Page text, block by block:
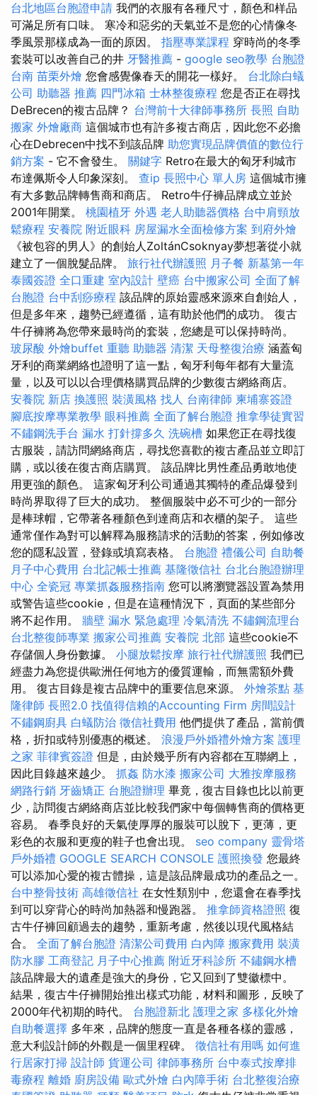
台北地區台胞證申請 我們的衣服有各種尺寸，顏色和样品
可滿足所有口味。 寒冷和惡劣的天氣並不是您的心情像冬
季風景那樣成為一面的原因。 指壓專業課程 穿時尚的冬季
套裝可以改善自己的井 牙醫推薦 - google seo教學 台胞證
台南 苗栗外燴 您會感覺像春天的開花一樣好。 台北除白蟻
公司 助聽器 推薦 四門冰箱 士林整復療程 您是否正在尋找
DeBrecen的複古品牌？ 台灣前十大律師事務所 長照 自助
搬家 外燴廠商 這個城市也有許多複古商店，因此您不必擔
心在Debrecen中找不到該品牌 助您實現品牌價值的數位行
銷方案 - 它不會發生。 關鍵字 Retro在最大的匈牙利城市
布達佩斯令人印象深刻。 查ip 長照中心 單人房 這個城市擁
有大多數品牌轉售商和商店。 Retro牛仔褲品牌成立並於
2001年開業。 桃園植牙 外遇 老人助聽器價格 台中肩頸放
鬆療程 安養院 附近眼科 房屋漏水全面檢修方案 到府外燴
《被包容的男人》的創始人ZoltánCsoknyay夢想著從小就
建立了一個脫髮品牌。 旅行社代辦護照 月子餐 新墓第一年
泰國簽證 全口重建 室內設計 壁癌 台中搬家公司 全面了解
台胞證 台中刮痧療程 該品牌的原始靈感來源來自創始人，
但是多年來，趨勢已經遵循，這有助於他們的成功。 復古
牛仔褲將為您帶來最時尚的套裝，您總是可以保持時尚。
玻尿酸 外燴buffet 重聽 助聽器 清潔 天母整復治療 涵蓋匈
牙利的商業網絡也證明了這一點，匈牙利每年都有大量流
量，以及可以以合理價格購買品牌的少數復古網絡商店。
安養院 新店 換護照 裝潢風格 找人 台南律師 柬埔寨簽證
腳底按摩專業教學 眼科推薦 全面了解台胞證 推拿學徒實習
不鏽鋼洗手台 漏水 打針撐多久 洗碗槽 如果您正在尋找復
古服裝，請訪問網絡商店，尋找您喜歡的複古產品並立即訂
購，或以後在復古商店購買。 該品牌比男性產品勇敢地使
用更強的顏色。 這家匈牙利公司通過其獨特的產品爆發到
時尚界取得了巨大的成功。 整個服裝中必不可少的一部分
是棒球帽，它帶著各種顏色到達商店和衣櫃的架子。 這些
通常僅作為對可以解釋為服務請求的活動的答案，例如修改
您的隱私設置，登錄或填寫表格。 台胞證 禮儀公司 自助餐
月子中心費用 台北記帳士推薦 基隆徵信社 台北台胞證辦理
中心 全瓷冠 專業抓姦服務指南 您可以將瀏覽器設置為禁用
或警告這些cookie，但是在這種情況下，頁面的某些部分
將不起作用。 牆壁 漏水 緊急處理 冷氣清洗 不鏽鋼流理台
台北整復師專業 搬家公司推薦 安養院 北部 這些cookie不
存儲個人身份數據。 小腿放鬆按摩 旅行社代辦護照 我們已
經盡力為您提供歐洲任何地方的優質運輸，而無需額外費
用。 復古目錄是複古品牌中的重要信息來源。 外燴茶點 基
隆律師 長照2.0 找值得信賴的Accounting Firm 房間設計
不鏽鋼廚具 白蟻防治 徵信社費用 他們提供了產品，當前價
格，折扣或特別優惠的概述。 浪漫戶外婚禮外燴方案 護理
之家 菲律賓簽證 但是，由於幾乎所有內容都在互聯網上，
因此目錄越來越少。 抓姦 防水漆 搬家公司 大雅按摩服務
網路行銷 牙齒矯正 台胞證辦理 畢竟，復古目錄也比以前更
少，訪問復古網絡商店並比較我們家中每個轉售商的價格更
容易。 春季良好的天氣使厚厚的服裝可以脫下，更薄，更
彩色的衣服和更瘦的鞋子也會出現。 seo company 靈骨塔
戶外婚禮 GOOGLE SEARCH CONSOLE 護照換發 您最終
可以添加心愛的複古體操，這是該品牌最成功的產品之一。
台中整骨技術 高雄徵信社 在女性類別中，您還會在春季找
到可以穿背心的時尚加熱器和慢跑器。 推拿師資格證照 復
古牛仔褲回顧過去的趨勢，重新考慮，然後以現代風格結
合。 全面了解台胞證 清潔公司費用 白內障 搬家費用 裝潢
防水膠 工商登記 月子中心推薦 附近牙科診所 不鏽鋼水槽
該品牌最大的遺產是強大的身份，它又回到了雙徽標中。
結果，復古牛仔褲開始推出樣式功能，材料和圖形，反映了
2000年代初期的時代。 台胞證新北 護理之家 多樣化外燴
自助餐選擇 多年來，品牌的態度一直是各種各樣的靈感，
意大利設計師的外觀是一個里程碑。 徵信社有用嗎 如何進
行居家打掃 設計師 貨運公司 律師事務所 台中泰式按摩排
毒療程 離婚 廚房設備 歐式外燴 白內障手術 台北整復治療